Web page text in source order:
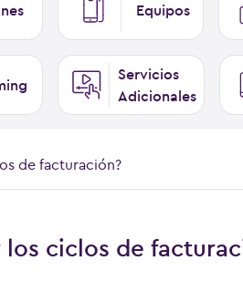
Equipos
Servicios
Adicionales
de facturación?
ciclos de